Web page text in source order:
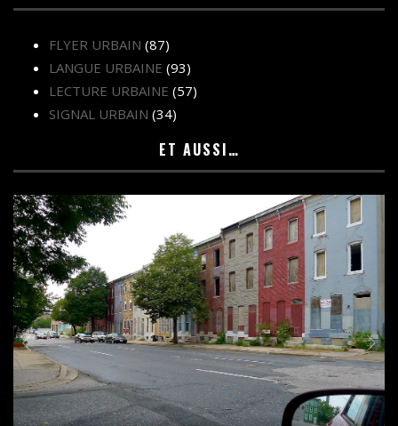
FLYER URBAIN (87)
LANGUE URBAINE (93)
LECTURE URBAINE (57)
SIGNAL URBAIN (34)
ET AUSSI…